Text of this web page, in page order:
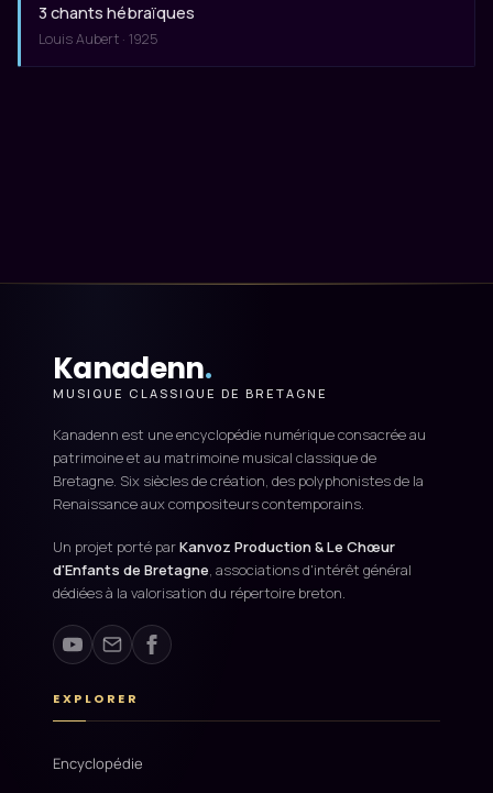
3 chants hébraïques
Louis Aubert · 1925
Kanadenn.
MUSIQUE CLASSIQUE DE BRETAGNE
Kanadenn est une encyclopédie numérique consacrée au
patrimoine et au matrimoine musical classique de
Bretagne. Six siècles de création, des polyphonistes de la
Renaissance aux compositeurs contemporains.
Un projet porté parKanvoz Production & Le Chœur
d'Enfants de Bretagne, associations d'intérêt général
dédiées à la valorisation du répertoire breton.
EXPLORER
Encyclopédie